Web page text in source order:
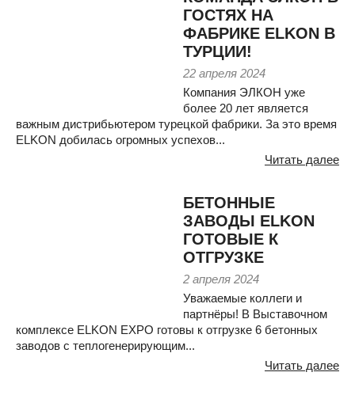
ГОСТЯХ НА
ФАБРИКЕ ELKON В
ТУРЦИИ!
22 апреля 2024
Компания ЭЛКОН уже
более 20 лет является
важным дистрибьютером турецкой фабрики. За это время
ELKON добилась огромных успехов...
Читать далее
БЕТОННЫЕ
ЗАВОДЫ ELKON
ГОТОВЫЕ К
ОТГРУЗКЕ
2 апреля 2024
Уважаемые коллеги и
партнёры! В Выставочном
комплексе ELKON EXPO готовы к отгрузке 6 бетонных
заводов с теплогенерирующим...
Читать далее